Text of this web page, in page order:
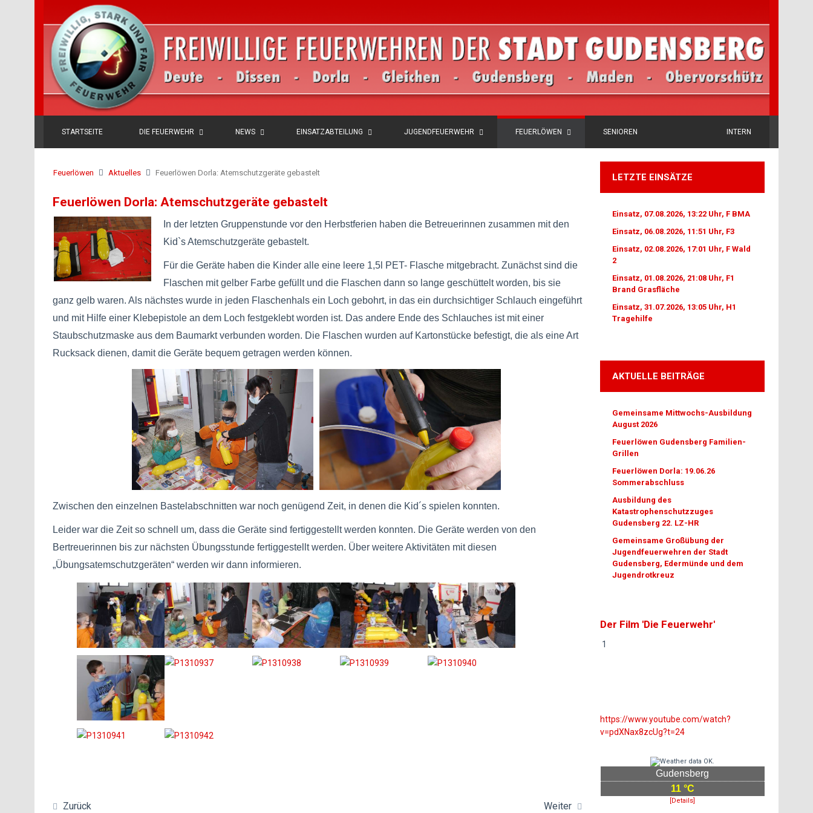
STARTSEITE DIE FEUERWEHR NEWS EINSATZABTEILUNG JUGENDFEUERWEHR FEUERLÖWEN SENIOREN INTERN
Feuerlöwen Aktuelles Feuerlöwen Dorla: Atemschutzgeräte gebastelt
Feuerlöwen Dorla: Atemschutzgeräte gebastelt
In der letzten Gruppenstunde vor den Herbstferien haben die Betreuerinnen zusammen mit den
Kid`s Atemschutzgeräte gebastelt.
Für die Geräte haben die Kinder alle eine leere 1,5l PET- Flasche mitgebracht. Zunächst sind die
Flaschen mit gelber Farbe gefüllt und die Flaschen dann so lange geschüttelt worden, bis sie
ganz gelb waren. Als nächstes wurde in jeden Flaschenhals ein Loch gebohrt, in das ein durchsichtiger Schlauch eingeführt
und mit Hilfe einer Klebepistole an dem Loch festgeklebt worden ist. Das andere Ende des Schlauches ist mit einer
Staubschutzmaske aus dem Baumarkt verbunden worden. Die Flaschen wurden auf Kartonstücke befestigt, die als eine Art
Rucksack dienen, damit die Geräte bequem getragen werden können.
Zwischen den einzelnen Bastelabschnitten war noch genügend Zeit, in denen die Kid´s spielen konnten.
Leider war die Zeit so schnell um, dass die Geräte sind fertiggestellt werden konnten. Die Geräte werden von den
Bertreuerinnen bis zur nächsten Übungsstunde fertiggestellt werden. Über weitere Aktivitäten mit diesen
„Übungsatemschutzgeräten“ werden wir dann informieren.
Zurück Weiter
LETZTE EINSÄTZE
Einsatz, 07.08.2026, 13:22 Uhr, F BMA
Einsatz, 06.08.2026, 11:51 Uhr, F3
Einsatz, 02.08.2026, 17:01 Uhr, F Wald
2
Einsatz, 01.08.2026, 21:08 Uhr, F1
Brand Grasfläche
Einsatz, 31.07.2026, 13:05 Uhr, H1
Tragehilfe
AKTUELLE BEITRÄGE
Gemeinsame Mittwochs-Ausbildung
August 2026
Feuerlöwen Gudensberg Familien-
Grillen
Feuerlöwen Dorla: 19.06.26
Sommerabschluss
Ausbildung des
Katastrophenschutzzuges
Gudensberg 22. LZ-HR
Gemeinsame Großübung der
Jugendfeuerwehren der Stadt
Gudensberg, Edermünde und dem
Jugendrotkreuz
Der Film 'Die Feuerwehr'
1
https://www.youtube.com/watch?
v=pdXNax8zcUg?t=24
Gudensberg
11 °C
[Details]